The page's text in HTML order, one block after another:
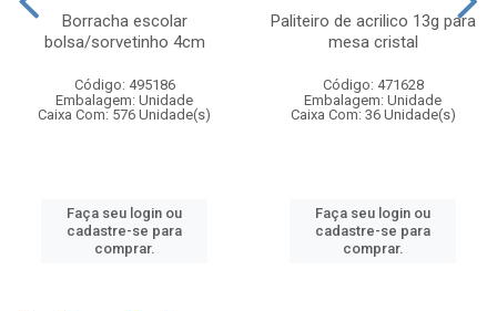
Borracha escolar
bolsa/sorvetinho 4cm
Código: 495186
Embalagem: Unidade
Caixa Com: 576 Unidade(s)
Faça seu login ou
cadastre-se para
comprar.
Paliteiro de acrilico 13g para
mesa cristal
Código: 471628
Embalagem: Unidade
Caixa Com: 36 Unidade(s)
Faça seu login ou
cadastre-se para
comprar.